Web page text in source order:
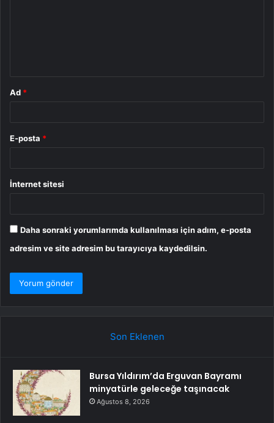
Ad *
E-posta *
İnternet sitesi
Daha sonraki yorumlarımda kullanılması için adım, e-posta
adresim ve site adresim bu tarayıcıya kaydedilsin.
Son Eklenen
Bursa Yıldırım’da Erguvan Bayramı
minyatürle geleceğe taşınacak
Ağustos 8, 2026